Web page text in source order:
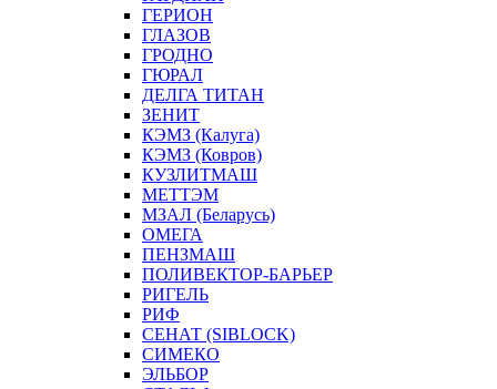
ГЕРИОН
ГЛАЗОВ
ГРОДНО
ГЮРАЛ
ДЕЛГА ТИТАН
ЗЕНИТ
КЭМЗ (Калуга)
КЭМЗ (Ковров)
КУЗЛИТМАШ
МЕТТЭМ
МЗАЛ (Беларусь)
ОМЕГА
ПЕНЗМАШ
ПОЛИВЕКТОР-БАРЬЕР
РИГЕЛЬ
РИФ
СЕНАТ (SIBLOCK)
СИМЕКО
ЭЛЬБОР